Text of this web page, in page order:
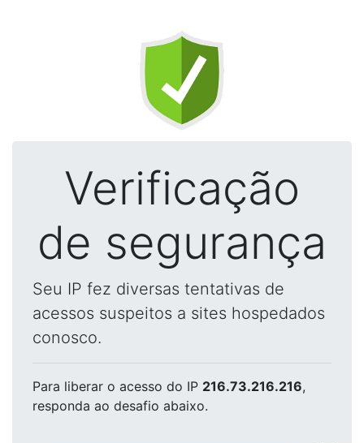
Verificação
de segurança
Seu IP fez diversas tentativas de
acessos suspeitos a sites hospedados
conosco.
Para liberar o acesso do IP 216.73.216.216,
responda ao desafio abaixo.